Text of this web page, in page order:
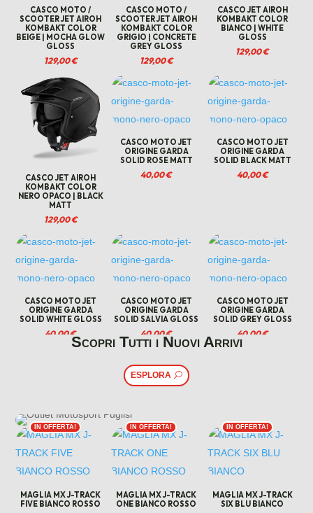
CASCO MOTO /
SCOOTER JET AIROH
KOMBAKT COLOR
BEIGE | MOCHA GLOW
GLOSS
129,00€
CASCO MOTO /
SCOOTER JET AIROH
KOMBAKT COLOR
GRIGIO | CONCRETE
GREY GLOSS
129,00€
CASCO JET AIROH
KOMBAKT COLOR
BIANCO | WHITE
GLOSS
129,00€
CASCO JET AIROH
KOMBAKT COLOR
NERO OPACO | BLACK
MATT
129,00€
CASCO MOTO JET
ORIGINE GARDA
SOLID ROSE MATT
40,00€
CASCO MOTO JET
ORIGINE GARDA
SOLID BLACK MATT
40,00€
CASCO MOTO JET
ORIGINE GARDA
SOLID WHITE GLOSS
40,00€
CASCO MOTO JET
ORIGINE GARDA
SOLID SALVIA GLOSS
40,00€
CASCO MOTO JET
ORIGINE GARDA
SOLID GREY GLOSS
40,00€
Scopri Tutti i Nuovi Arrivi
ESPLORA
IN OFFERTA!
MAGLIA MX J-TRACK
FIVE BIANCO ROSSO
IN OFFERTA!
MAGLIA MX J-TRACK
ONE BIANCO ROSSO
IN OFFERTA!
MAGLIA MX J-TRACK
SIX BLU BIANCO